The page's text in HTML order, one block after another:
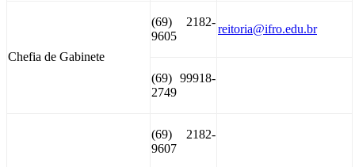
Chefia de Gabinete
(69) 2182-
9605
reitoria@ifro.edu.br
(69) 99918-
2749
(69) 2182-
9607